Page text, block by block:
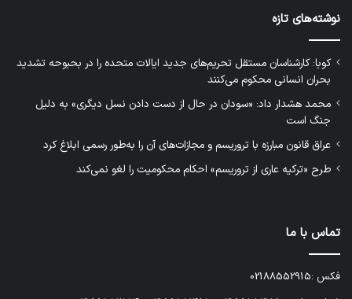
نوشته‌های تازه
کوبا: کارشناسان مستقل تحریم‌های جدید ایالات متحده را در بحبوحه تشدید
بحران انسانی محکوم می‌کنند
محمد هشدار داد: «سودان در حال از دست دادن نسل دیگری» به دلیل
جنگ است
عراق قانون مبارزه با تروریسم و مجازات‌های آن را به‌طور رسمی ابلاغ کرد
طرح «ترکیه عاری از تروریسم» احکام محکومیت را لغو نمی‌کند
تماس با ما
فکس :02188552915